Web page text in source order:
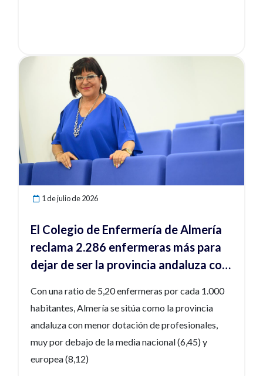
1 de julio de 2026
El Colegio de Enfermería de Almería
reclama 2.286 enfermeras más para
dejar de ser la provincia andaluza con
Con una ratio de 5,20 enfermeras por cada 1.000
habitantes, Almería se sitúa como la provincia
andaluza con menor dotación de profesionales,
muy por debajo de la media nacional (6,45) y
europea (8,12)
Ver noticia